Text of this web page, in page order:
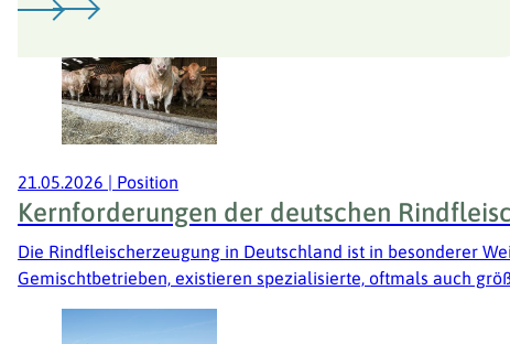
21.05.2026 | Position
Kernforderungen der deutschen
Die Rindfleischerzeugung in Deutschland ist in besonderer
Gemischtbetrieben, existieren spezialisierte, oftmals auch